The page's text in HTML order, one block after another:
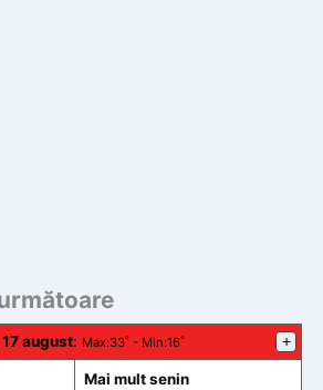
august: Max:33˚ - Min:16˚ +
Mai mult senin